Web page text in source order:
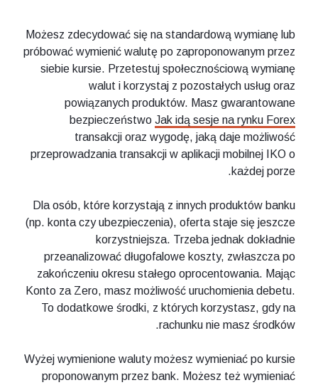
Możesz zdecydować się na standardową wymianę lub
próbować wymienić walutę po zaproponowanym przez
siebie kursie. Przetestuj społecznościową wymianę
walut i korzystaj z pozostałych usług oraz
powiązanych produktów. Masz gwarantowane
bezpieczeństwo Jak idą sesje na rynku Forex
transakcji oraz wygodę, jaką daje możliwość
przeprowadzania transakcji w aplikacji mobilnej IKO o
każdej porze.
Dla osób, które korzystają z innych produktów banku
(np. konta czy ubezpieczenia), oferta staje się jeszcze
korzystniejsza. Trzeba jednak dokładnie
przeanalizować długofalowe koszty, zwłaszcza po
zakończeniu okresu stałego oprocentowania. Mając
Konto za Zero, masz możliwość uruchomienia debetu.
To dodatkowe środki, z których korzystasz, gdy na
rachunku nie masz środków.
Wyżej wymienione waluty możesz wymieniać po kursie
proponowanym przez bank. Możesz też wymieniać